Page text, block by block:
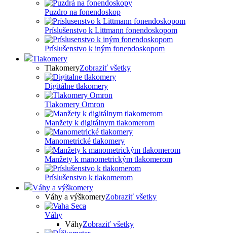
Puzdro na fonendoskop
Príslušenstvo k Littmann fonendoskopom
Príslušenstvo k iným fonendoskopom
Tlakomery
TlakomeryZobraziť všetky
Digitálne tlakomery
Tlakomery Omron
Manžety k digitálnym tlakomerom
Manometrické tlakomery
Manžety k manometrickým tlakomerom
Príslušenstvo k tlakomerom
Váhy a výškomery
Váhy a výškomeryZobraziť všetky
Váhy
VáhyZobraziť všetky